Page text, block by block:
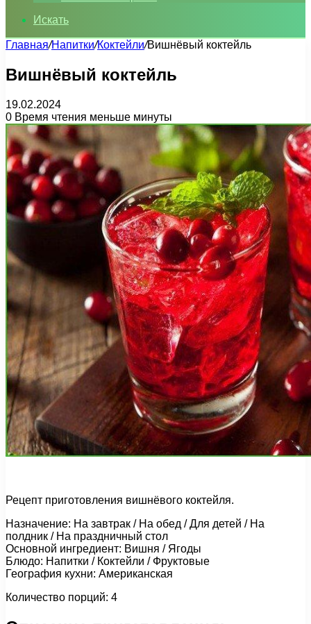
Искать
Главная/Напитки/Коктейли/Вишнёвый коктейль
Вишнёвый коктейль
19.02.2024
0 Время чтения меньше минуты
Рецепт приготовления вишнёвого коктейля.
Назначение: На завтрак / На обед / Для детей / На
полдник / На праздничный стол
Основной ингредиент: Вишня / Ягоды
Блюдо: Напитки / Коктейли / Фруктовые
География кухни: Американская
Количество порций: 4